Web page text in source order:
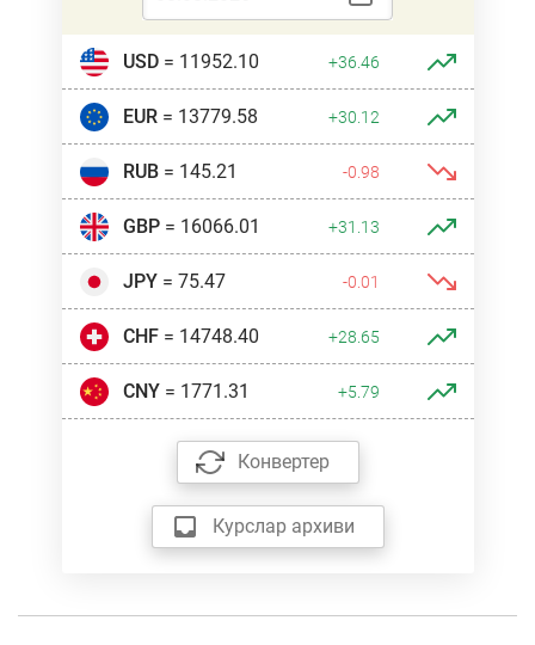
USD= 11952.10 +36.46
EUR= 13779.58 +30.12
RUB= 145.21 -0.98
GBP= 16066.01 +31.13
JPY= 75.47 -0.01
CHF= 14748.40 +28.65
CNY= 1771.31 +5.79
Конвертер
Курслар архиви